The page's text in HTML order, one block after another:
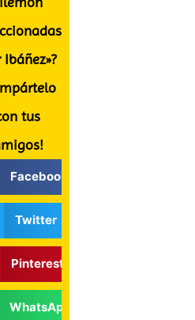
Ibáñez»?
tus
Facebook
Twitter
Pinterest
WhatsApp